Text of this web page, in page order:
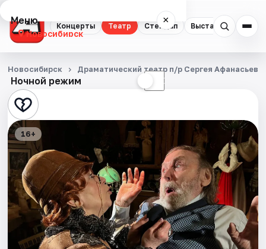
Концерты Театр Стендап Выставки
Меню ×
Новосибирск
Концерты
Театр
Стендап
Выставки
Квесты
Экскурсии
Спорт
Ночной режим ☾
Новосибирск Драматический театр п/р Сергея Афанасьева
16+